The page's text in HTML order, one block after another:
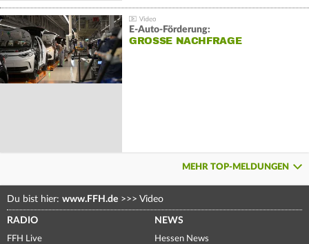
E-Auto-Förderung:
GROSSE NACHFRAGE
MEHR TOP-MELDUNGEN
Du bist hier: www.FFH.de >>> Video
RADIO
FFH Live
NEWS
Hessen News